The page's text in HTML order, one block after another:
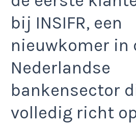
bij INSIFR, een
nieuwkomer in
Nederlandse
bankensector
volledig richt